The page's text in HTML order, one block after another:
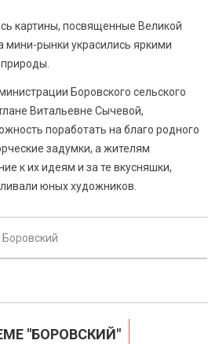
картины, посвященные Великой
мини-рынки украсились яркими
Боровского сельского
Витальевне Сычевой,
поработать на благо родного
задумки, а жителям
к их идеям и за те вкусняшки,
юных художников.
Боровский
"БОРОВСКИЙ"